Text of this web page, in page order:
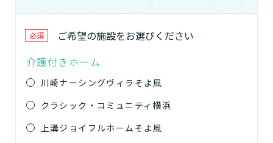
必須 ご希望の施設をお選びください
介護付きホーム
川崎ナーシングヴィラそよ風
クラシック・コミュニティ横浜
上溝ジョイフルホームそよ風